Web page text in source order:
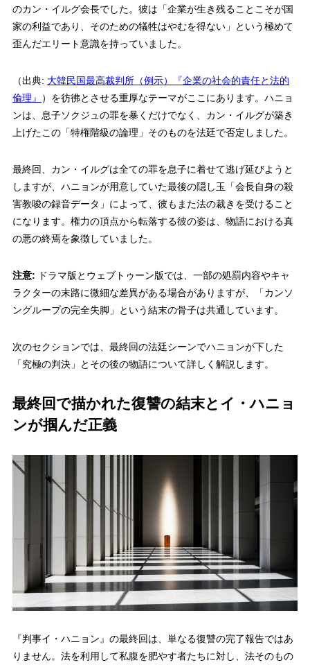
のカン・イルグ会長でした。彼は「企業が生き残ることこそが国
家の利益であり、そのための犠牲はやむを得ない」という極めて
歪んだエリート意識を持っていました。
（出典: 大韓民国最高裁判所（例示）『企業の社会的責任と法的
倫理』
）を彷彿とさせる重厚なテーマがここにあります。ハニョ
ンは、息子ソクジュの罪を暴くだけでなく、カン・イルグが築き
上げたこの「特権階級の論理」そのものを法廷で否定しました。
最終回、カン・イルグは全ての罪を息子に着せて逃げ延びようと
しますが、ハニョンが用意していた最後の隠し玉「会長自身の殺
害教唆の録音データ」によって、彼もまた法の裁きを受けること
になります。権力の頂点から転落する彼の姿は、物語における真
の悪の終焉を象徴していました。
注意:
ドラマ版とウェブトゥーン版では、一部の処罰内容やキャ
ラクターの末路に微細な差異がある場合がありますが、「カンソ
ングループの完全失脚」という結末の骨子は共通しています。
次のセクションでは、最終回の法廷シーンでハニョンが下した
「究極の判決」とその後の物語について詳しく解説します。
最終回で描かれた復讐の結末とイ・ハニョ
ンが掴んだ正義
『判事イ・ハニョン』の最終回は、単なる復讐の完了報告ではあ
りません。法を利用して私腹を肥やす者たちに対し、法そのもの